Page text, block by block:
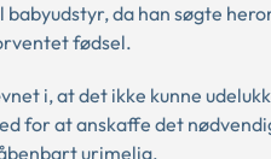
da han søgte
fødsel.
i, at det ikke kunne
for at anskaffe det
urimelig.